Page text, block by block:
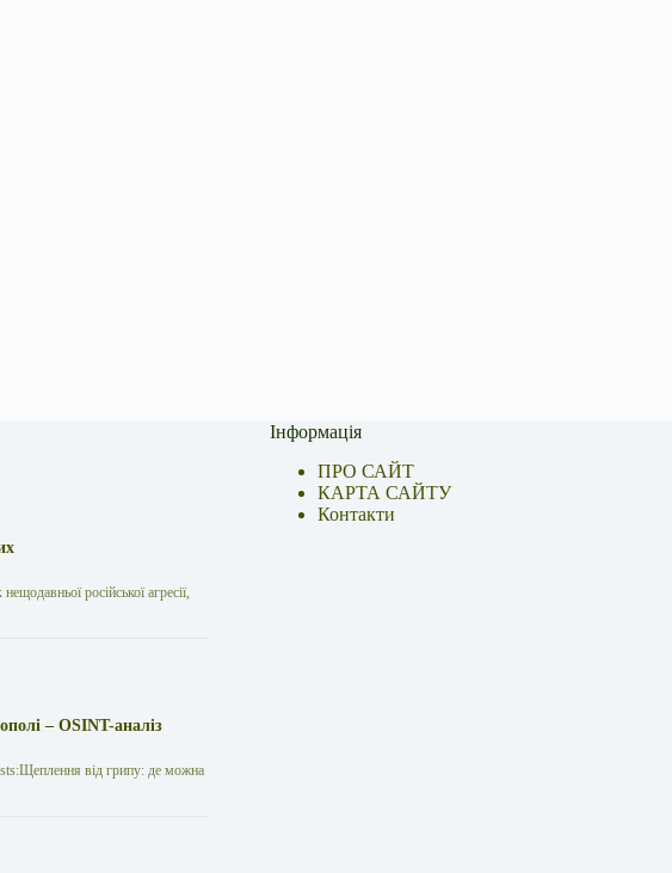
російської агресії,
– OSINT-аналіз
від грипу: де можна
Інформація
ПРО САЙТ
КАРТА САЙТУ
Контакти